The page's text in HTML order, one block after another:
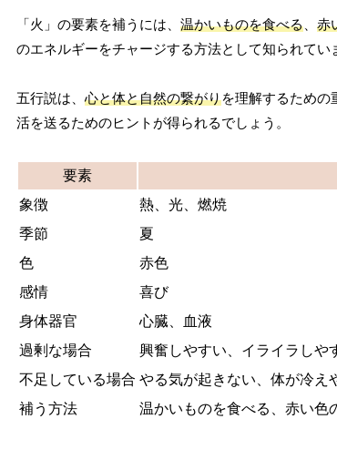
「火」の要素を補うには、 温かいものを食べる 赤
のエネルギーをチャージする方法として知られてい
五行説は、 心と体と自然の繋がりを理解するための
活を送るためのヒントが得られるでしょう。
要素
象徴
熱、光、燃焼
季節
夏
色
赤色
感情
喜び
身体器官
心臓、血液
過剰な場合
興奮しやすい、イライラしや
不足している場合 やる気が起きない、体が冷え
補う方法
温かいものを食べる、赤い色